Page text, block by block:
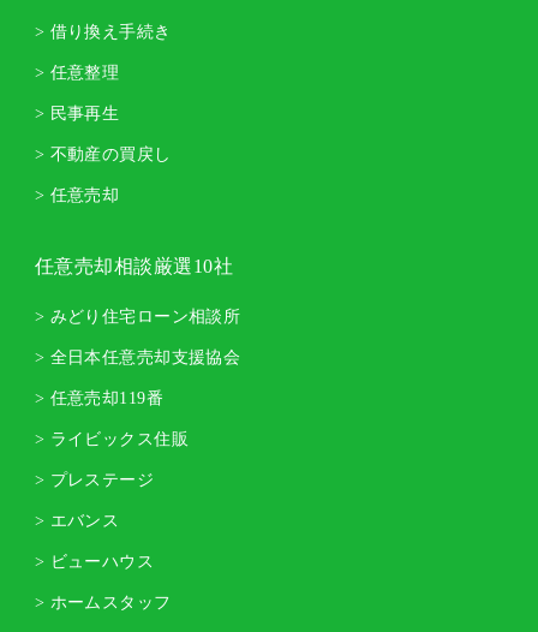
> 借り換え手続き
> 任意整理
> 民事再生
> 不動産の買戻し
> 任意売却
任意売却相談厳選10社
> みどり住宅ローン相談所
> 全日本任意売却支援協会
> 任意売却119番
> ライビックス住販
> プレステージ
> エバンス
> ビューハウス
> ホームスタッフ